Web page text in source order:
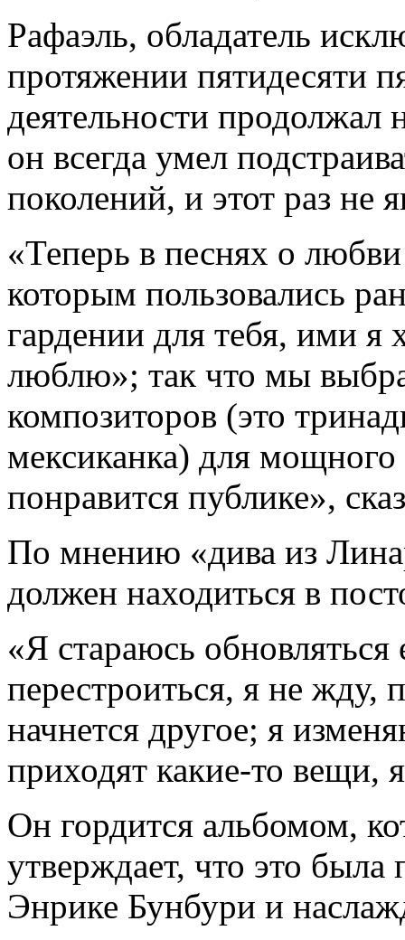
Рафаэль, обладатель
протяжении пятидесяти
деятельности продолжал
он всегда умел
поколений, и этот раз не
«Теперь в песнях о
которым пользовались
гардении для тебя, ими я
люблю»; так что мы
композиторов (это
мексиканка) для
понравится публике»,
По мнению «дива из
должен находиться в
«Я стараюсь
перестроиться, я не жду,
начнется другое; я
приходят какие-то вещи,
Он гордится альбомом,
утверждает, что это была
Энрике Бунбури и